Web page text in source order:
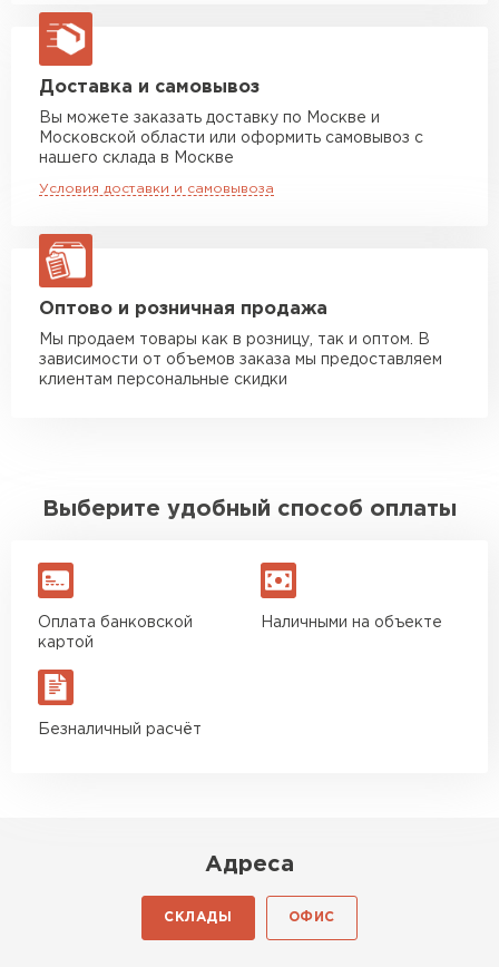
Машина до 20 тн до 80 м3
макс. длина груза 13,5 м
Манипулятор до 5 тн
Манипулятор до 10 тн
макс. длина груза 8 м
макс. длина груза 13,5 м
ЗАКАЗАТЬ С ДОСТАВКОЙ
Доставка и самовывоз
Вы можете заказать доставку по Москве и
Московской области или оформить самовывоз с
нашего склада в Москве
Условия доставки и самовывоза
Оптово и розничная продажа
Мы продаем товары как в розницу, так и оптом. В
зависимости от объемов заказа мы предоставляем
клиентам персональные скидки
Выберите удобный способ оплаты
Оплата банковской
картой
Наличными на объекте
Безналичный расчёт
Адреса
СКЛАДЫ ОФИС